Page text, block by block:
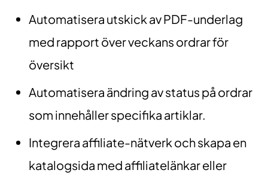
Automatisera utskick av PDF-underlag
med rapport över veckans ordrar för
översikt
Automatisera ändring av status på ordrar
som innehåller specifika artiklar.
Integrera affiliate-nätverk och skapa en
katalogsida med affiliatelänkar eller